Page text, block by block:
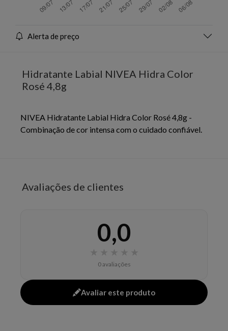
Alerta de preço
Hidratante Labial NIVEA Hidra Color
Rosé 4,8g
NIVEA Hidratante Labial Hidra Color Rosé 4,8g -
Combinação de cor intensa com o cuidado confiável.
Avaliações de clientes
0,0
0 avaliações
Avaliar este produto